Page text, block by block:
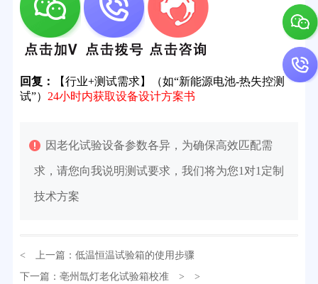
回复：
【行业+测试需求】（如“新能源电池-热失控测
试”） 24小时内获取设备设计方案书
因老化试验设备参数各异，为确保高效匹配需
求，请您向我说明测试要求，我们将为您1对1定制
技术方案
< 上一篇： 低温恒温试验箱的使用步骤
下一篇： 亳州氙灯老化试验箱校准> >
32分钟前用户提问：氙灯老化试验箱价格多少？